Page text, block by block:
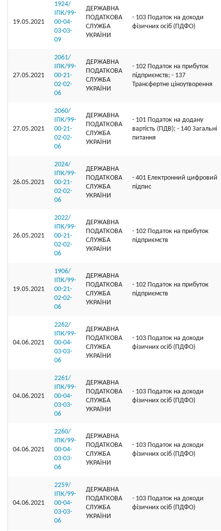
19.05.2021
1924/
ІПК/99-
00-04-
03-03-
09
ДЕРЖАВНА
ПОДАТКОВА
СЛУЖБА
УКРАЇНИ
- 103 Податок на доходи
фізичних осіб (ПДФО)
27.05.2021
2061/
ІПК/99-
00-21-
02-02-
06
ДЕРЖАВНА
ПОДАТКОВА
СЛУЖБА
УКРАЇНИ
- 102 Податок на прибуток
підприємств; - 137
Трансфертне ціноутворення
27.05.2021
2060/
ІПК/99-
00-21-
02-02-
06
ДЕРЖАВНА
ПОДАТКОВА
СЛУЖБА
УКРАЇНИ
- 101 Податок на додану
вартість (ПДВ); - 140 Загальні
питання
26.05.2021
2024/
ІПК/99-
00-21-
02-02-
06
ДЕРЖАВНА
ПОДАТКОВА
СЛУЖБА
УКРАЇНИ
- 401 Електронний цифровий
підпис
26.05.2021
2022/
ІПК/99-
00-21-
02-02-
06
ДЕРЖАВНА
ПОДАТКОВА
СЛУЖБА
УКРАЇНИ
- 102 Податок на прибуток
підприємств
19.05.2021
1906/
ІПК/99-
00-21-
02-02-
06
ДЕРЖАВНА
ПОДАТКОВА
СЛУЖБА
УКРАЇНИ
- 102 Податок на прибуток
підприємств
04.06.2021
2262/
ІПК/99-
00-04-
03-03-
06
ДЕРЖАВНА
ПОДАТКОВА
СЛУЖБА
УКРАЇНИ
- 103 Податок на доходи
фізичних осіб (ПДФО)
04.06.2021
2261/
ІПК/99-
00-04-
03-03-
06
ДЕРЖАВНА
ПОДАТКОВА
СЛУЖБА
УКРАЇНИ
- 103 Податок на доходи
фізичних осіб (ПДФО)
04.06.2021
2260/
ІПК/99-
00-04-
03-03-
06
ДЕРЖАВНА
ПОДАТКОВА
СЛУЖБА
УКРАЇНИ
- 103 Податок на доходи
фізичних осіб (ПДФО)
04.06.2021
2259/
ІПК/99-
00-04-
03-03-
06
ДЕРЖАВНА
ПОДАТКОВА
СЛУЖБА
УКРАЇНИ
- 103 Податок на доходи
фізичних осіб (ПДФО)